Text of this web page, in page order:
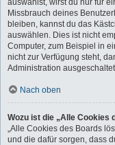
auswählst, wirst du nur für
Missbrauch deines
bleiben, kannst du das
auswählen. Dies ist nicht
Computer, zum Beispiel in
nicht zur Verfügung steht,
Administration
Nach oben
Wozu ist die „Alle Cookies
„Alle Cookies des Boards
und die dafür sorgen, dass